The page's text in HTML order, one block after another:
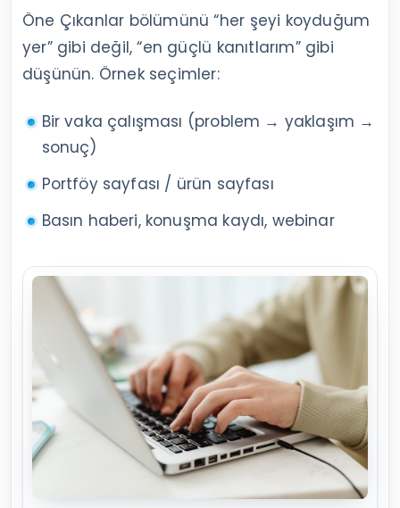
Öne Çıkanlar bölümünü “her şeyi koyduğum
yer” gibi değil, “en güçlü kanıtlarım” gibi
düşünün. Örnek seçimler:
Bir vaka çalışması (problem → yaklaşım →
sonuç)
Portföy sayfası / ürün sayfası
Basın haberi, konuşma kaydı, webinar